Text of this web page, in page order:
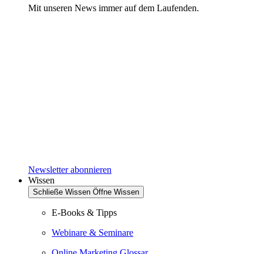
Mit unseren News immer auf dem Laufenden.
Newsletter abonnieren
Wissen
Schließe Wissen Öffne Wissen
E-Books & Tipps
Webinare & Seminare